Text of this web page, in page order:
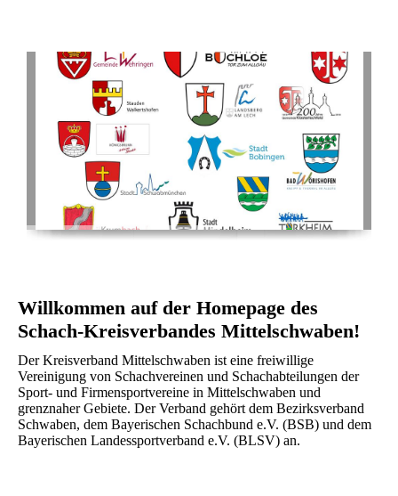
Willkommen auf der Homepage des
Schach-Kreisverbandes Mittelschwaben!
Der Kreisverband Mittelschwaben ist eine freiwillige
Vereinigung von Schachvereinen und Schachabteilungen der
Sport- und Firmensportvereine in Mittelschwaben und
grenznaher Gebiete. Der Verband gehört dem Bezirksverband
Schwaben, dem Bayerischen Schachbund e.V. (BSB) und dem
Bayerischen Landessportverband e.V. (BLSV) an.